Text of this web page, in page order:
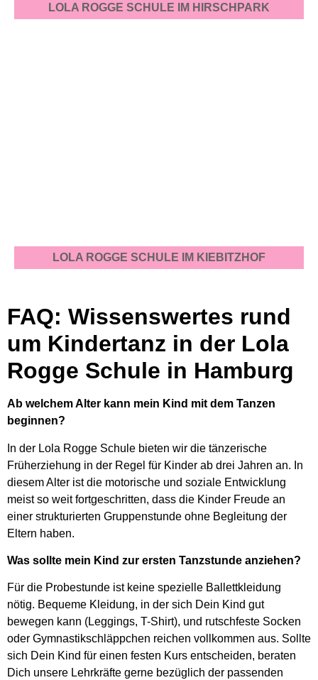
LOLA ROGGE SCHULE IM HIRSCHPARK
LOLA ROGGE SCHULE IM KIEBITZHOF
FAQ: Wissenswertes rund
um Kindertanz in der Lola
Rogge Schule in Hamburg
Ab welchem Alter kann mein Kind mit dem Tanzen
beginnen?
In der Lola Rogge Schule bieten wir die tänzerische
Früherziehung in der Regel für Kinder ab drei Jahren an. In
diesem Alter ist die motorische und soziale Entwicklung
meist so weit fortgeschritten, dass die Kinder Freude an
einer strukturierten Gruppenstunde ohne Begleitung der
Eltern haben.
Was sollte mein Kind zur ersten Tanzstunde anziehen?
Für die Probestunde ist keine spezielle Ballettkleidung
nötig. Bequeme Kleidung, in der sich Dein Kind gut
bewegen kann (Leggings, T-Shirt), und rutschfeste Socken
oder Gymnastikschläppchen reichen vollkommen aus. Sollte
sich Dein Kind für einen festen Kurs entscheiden, beraten
Dich unsere Lehrkräfte gerne bezüglich der passenden